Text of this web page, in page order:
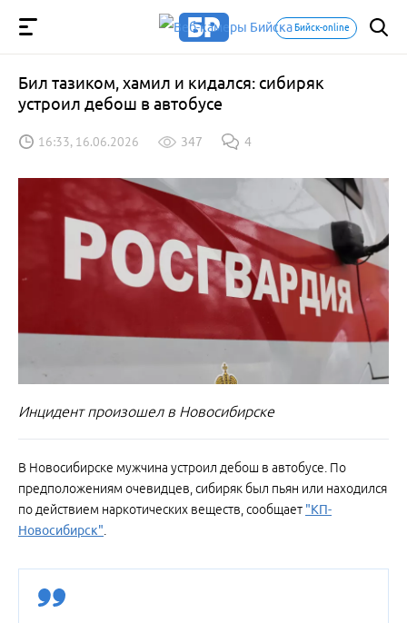
Бийск-online
Бил тазиком, хамил и кидался: сибиряк
устроил дебош в автобусе
16:33, 16.06.2026 347 4
Инцидент произошел в Новосибирске
В Новосибирске мужчина устроил дебош в автобусе. По
предположениям очевидцев, сибиряк был пьян или находился
по действием наркотических веществ, сообщает "КП-
Новосибирск".